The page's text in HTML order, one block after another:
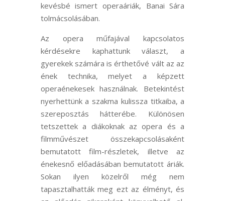
kevésbé ismert operaáriák, Banai Sára
tolmácsolásában.
Az opera műfajával kapcsolatos
kérdésekre kaphattunk választ, a
gyerekek számára is érthetővé vált az az
ének technika, melyet a képzett
operaénekesek használnak. Betekintést
nyerhettünk a szakma kulissza titkaiba, a
szereposztás hátterébe. Különösen
tetszettek a diákoknak az opera és a
filmművészet összekapcsolásaként
bemutatott film-részletek, illetve az
énekesnő előadásában bemutatott áriák.
Sokan ilyen közelről még nem
tapasztalhatták meg ezt az élményt, és